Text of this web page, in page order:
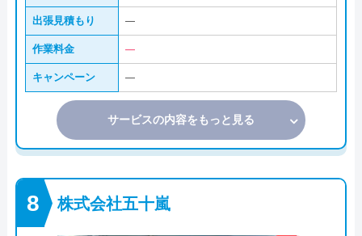
出張見積もり ―
作業料金 ―
キャンペーン ―
サービスの内容をもっと見る
株式会社五十嵐